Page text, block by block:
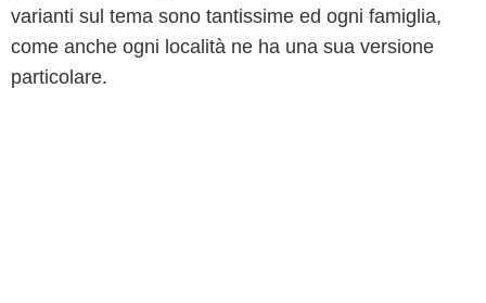
varianti sul tema sono tantissime ed ogni famiglia,
come anche ogni località ne ha una sua versione
particolare.